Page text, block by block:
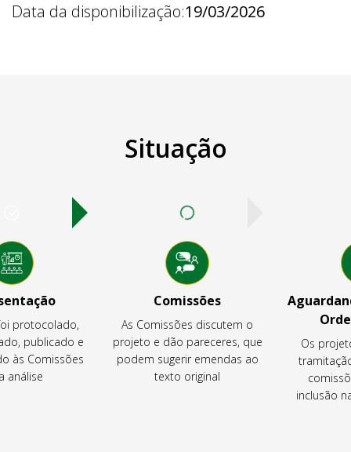
Data da disponibilização:19/03/2026
Situação
protocolado,
publicado e
às Comissões
análise
Comissões
As Comissões discutem o
projeto e dão pareceres, que
podem sugerir emendas ao
texto original
Os
inclusão